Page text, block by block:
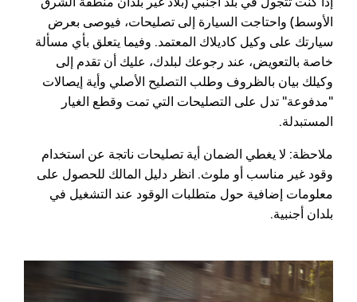
الأوسط) واحتاجت السيارة إلى تصليحات، فيوصى بعرض
سيارتك على وكيل كاديلاك المعتمد. وفيما يتعلق بأي مسألة
خاصة بالتعويض، عند رجوعك لبلدك، عليك أن تقدم إلى
وكيلك بيان بالظروف وطلب التصليح الأصلي وأية إيصالات
"مدفوعة" تدل على التصليحات التي تمت وقطع الغيار
المستبدلة.
ملاحظة: لا يغطي الضمان أية تصليحات ناتجة عن استخدام
وقود غير مناسب أو ملوث. انظر دليل المالك للحصول على
معلومات إضافية حول متطلبات الوقود عند التشغيل في
بلدان أجنبية.